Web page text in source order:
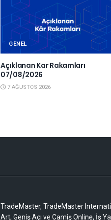
GENEL
Açıklanan Kar Rakamları
07/08/2026
7 AĞUSTOS 2026
TradeMaster, TradeMaster
Art, Geniş Açı ve Camiş Online, İş